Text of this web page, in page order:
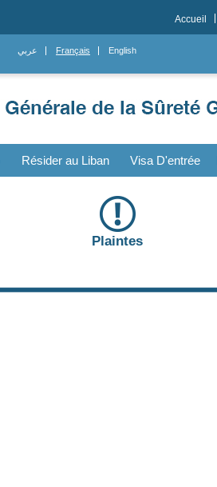
Accueil
عربي Français English
Résider au Liban Visa D'entrée
Plaintes